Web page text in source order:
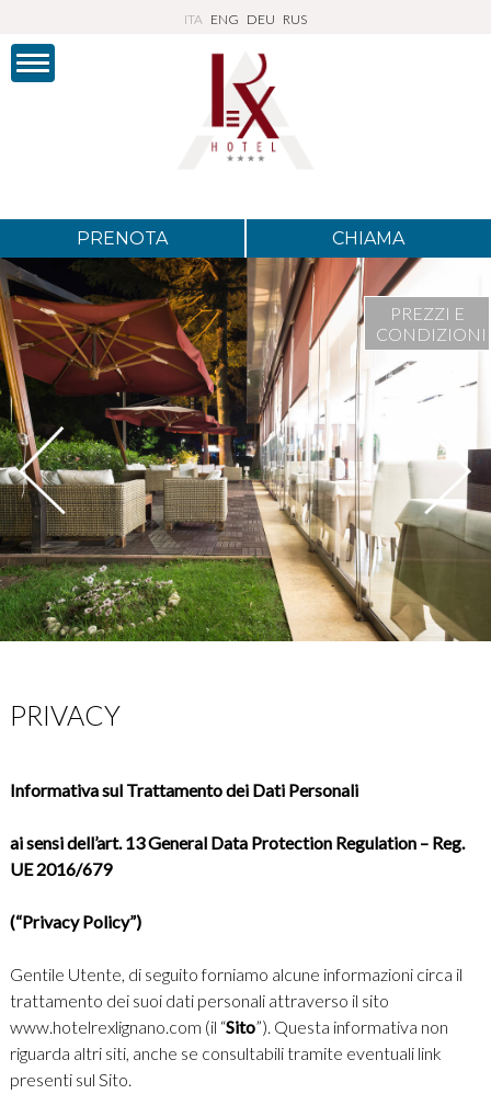
ITA ENG DEU RUS
PREZZI E
CONDIZIONI
CHIAMA
PRENOTA
PRIVACY
Informativa sul Trattamento dei Dati Personali
ai sensi dell’art. 13 General Data Protection Regulation – Reg.
UE 2016/679
(“Privacy Policy”)
Gentile Utente, di seguito forniamo alcune informazioni circa il
trattamento dei suoi dati personali attraverso il sito
www.hotelrexlignano.com (il “Sito”). Questa informativa non
riguarda altri siti, anche se consultabili tramite eventuali link
presenti sul Sito.